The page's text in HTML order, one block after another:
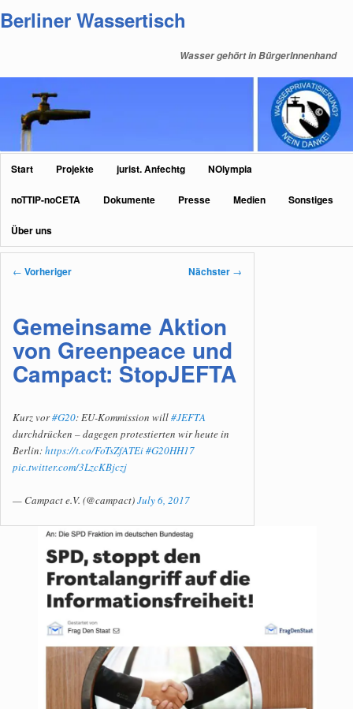
primären
Berliner Wassertisch
Wasser gehört in BürgerInnenhand
Hauptmenü
Start Projekte jurist. Anfechtg NOlympia
noTTIP-noCETA Dokumente Presse Medien Sonstiges
Über uns
Beitragsnavigation
← Vorheriger Nächster →
Gemeinsame Aktion
von Greenpeace und
Campact: StopJEFTA
Kurz vor#G20: EU-Kommission will#JEFTA
durchdrücken – dagegen protestierten wir heute in
Berlin:https://t.co/FoTsZfATEi#G20HH17
pic.twitter.com/3LzcKBjczj
— Campact e.V. (@campact)July 6, 2017